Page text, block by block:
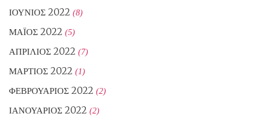
ΙΟΎΝΙΟΣ 2022 (8)
ΜΆΙΟΣ 2022 (5)
ΑΠΡΊΛΙΟΣ 2022 (7)
ΜΆΡΤΙΟΣ 2022 (1)
ΦΕΒΡΟΥΆΡΙΟΣ 2022 (2)
ΙΑΝΟΥΆΡΙΟΣ 2022 (2)